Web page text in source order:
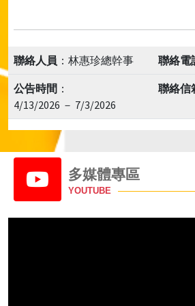
聯絡人員 ：林惠珍總幹事 聯絡電
公告時間 ：
4/13/2026 － 7/3/2026
聯絡信
多媒體專區
YOUTUBE